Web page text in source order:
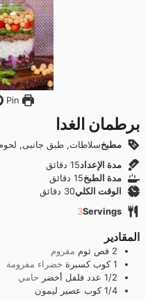
Pin
برطمان الغدا
مطبخسلاطات, طبق جانبى,
مدة الإعداد15دقائق
دقائق
مدة الطبخ15دقائق
دقائق
الوقت الكلي30 دقائق
دقائق
Servings
3
المقادير
2 فص ثوم مفروم
1 كوب كسبرة خضراء مفرومة
1/2 عدد فلفل أخضر حامي
1/4 كوب عصير ليمون